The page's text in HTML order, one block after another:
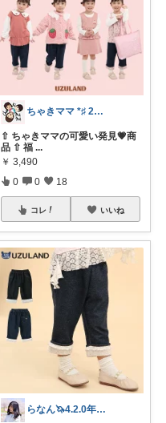
ちゃきママ *♯ 2歳差兄妹ワーママ
⇧ ちゃきママの可愛い発見💗商
品 ⇧ 福 ...
￥ 3,490
0 0 18
コレ いいね
らなん🦄4.2.0年子育児